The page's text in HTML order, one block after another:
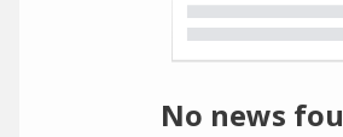
No news